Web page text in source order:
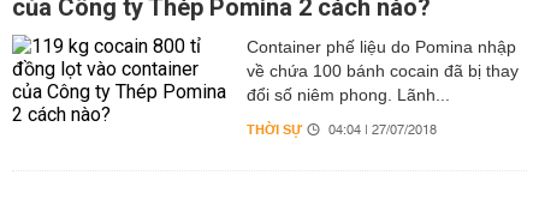
của Công ty Thép Pomina 2 cách nào?
Container phế liệu do Pomina nhập
về chứa 100 bánh cocain đã bị thay
đổi số niêm phong. Lãnh...
THỜI SỰ 04:04 | 27/07/2018